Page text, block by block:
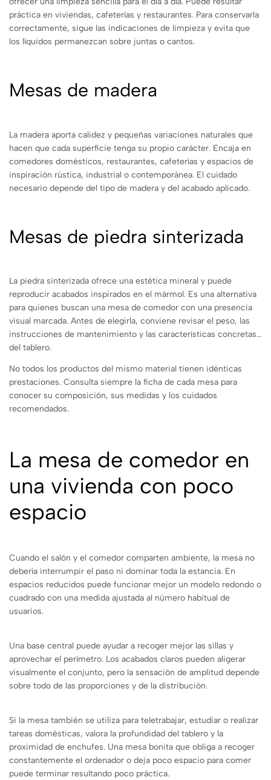
práctica en viviendas, cafeterías y restaurantes. Para conservarla
correctamente, sigue las indicaciones de limpieza y evita que
los líquidos permanezcan sobre juntas o cantos.
Mesas de madera
La madera aporta calidez y pequeñas variaciones naturales que
hacen que cada superficie tenga su propio carácter. Encaja en
comedores domésticos, restaurantes, cafeterías y espacios de
inspiración rústica, industrial o contemporánea. El cuidado
necesario depende del tipo de madera y del acabado aplicado.
Mesas de piedra sinterizada
La piedra sinterizada ofrece una estética mineral y puede
reproducir acabados inspirados en el mármol. Es una alternativa
para quienes buscan una mesa de comedor con una presencia
visual marcada. Antes de elegirla, conviene revisar el peso, las
instrucciones de mantenimiento y las características concretas
del tablero.
No todos los productos del mismo material tienen idénticas
prestaciones. Consulta siempre la ficha de cada mesa para
conocer su composición, sus medidas y los cuidados
recomendados.
La mesa de comedor en
una vivienda con poco
espacio
Cuando el salón y el comedor comparten ambiente, la mesa no
debería interrumpir el paso ni dominar toda la estancia. En
espacios reducidos puede funcionar mejor un modelo redondo o
cuadrado con una medida ajustada al número habitual de
usuarios.
Una base central puede ayudar a recoger mejor las sillas y
aprovechar el perímetro. Los acabados claros pueden aligerar
visualmente el conjunto, pero la sensación de amplitud depende
sobre todo de las proporciones y de la distribución.
Si la mesa también se utiliza para teletrabajar, estudiar o realizar
tareas domésticas, valora la profundidad del tablero y la
proximidad de enchufes. Una mesa bonita que obliga a recoger
constantemente el ordenador o deja poco espacio para comer
puede terminar resultando poco práctica.